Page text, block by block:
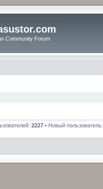
Community Forum
2227• Новый пользователь: